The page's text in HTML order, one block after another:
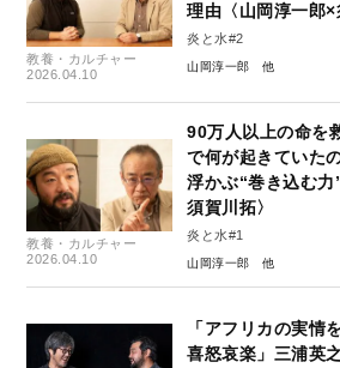
教養・カルチャー
2026.04.10
理由〈山岡淳一郎×
炎と水#2
山岡淳一郎
教養・カルチャー
2026.04.10
90万人以上の命を
で何が起きていた
浮かぶ“巻き込む
須賀川拓〉
炎と水#1
山岡淳一郎
「アフリカの実情
喜怒哀楽」三浦英